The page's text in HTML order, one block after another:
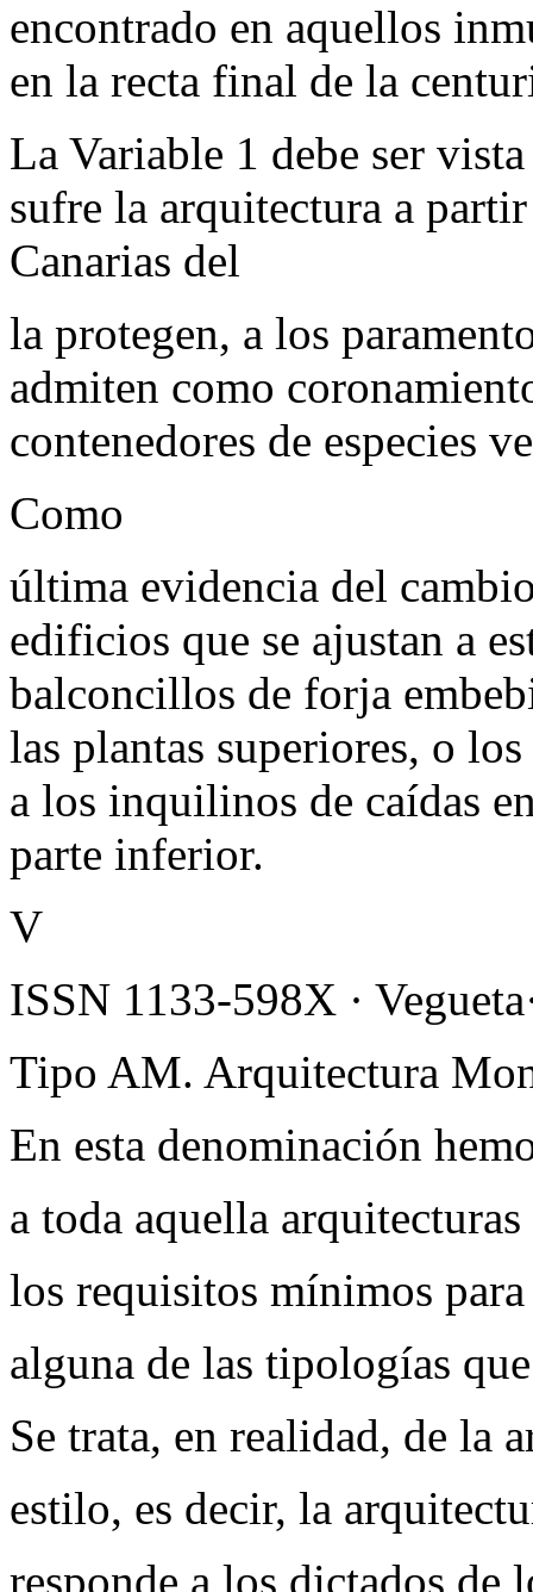
encontrado en aquellos
en la recta final de la
La Variable 1 debe ser
sufre la arquitectura a
Canarias del
la protegen, a los
admiten como
contenedores de especies
Como
última evidencia del
edificios que se ajustan a
balconcillos de forja
las plantas superiores, o
a los inquilinos de caídas
parte inferior.
V
ISSN 1133-598X ·
Tipo AM. Arquitectura
En esta denominación
a toda aquella
los requisitos mínimos
alguna de las tipologías
Se trata, en realidad, de la
estilo, es decir, la
responde a los dictados de